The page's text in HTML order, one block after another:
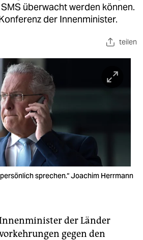
überwacht werden können.
der Innenminister.
teilen
sprechen.“ Joachim Herrmann
der Länder
gegen den